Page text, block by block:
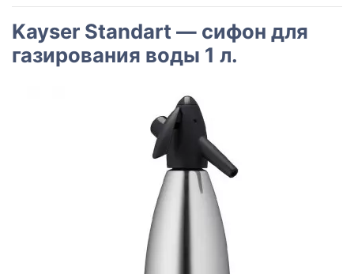
Kayser Standart — сифон для
газирования воды 1 л.